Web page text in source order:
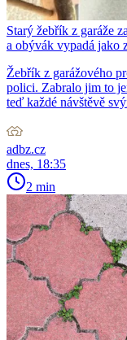
Starý žebřík z garáže
a obývák vypadá jako
Žebřík z garážového
polici. Zabralo jim to
teď každé návštěvě
adbz.cz
dnes, 18:35
2 min